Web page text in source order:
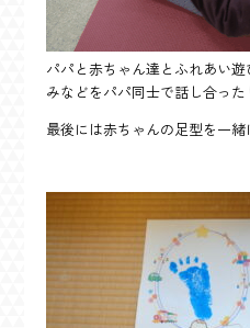
パパと赤ちゃん達とふれあい
みなどをパパ同士で話し合った
最後には赤ちゃんの足型を一